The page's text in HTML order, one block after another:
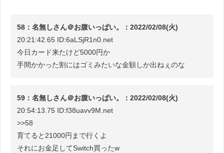
58：名無しさん＠お腹いっぱい。：2022/02/08(火)
20:21:42.65 ID:6aLSjR1n0.net
今日カード来たけど5000円か
手間かかった割にはゴミみたいな金額しか出ねぇのな
59：名無しさん＠お腹いっぱい。：2022/02/08(火)
20:54:13.75 ID:f38uavv9M.net
>>58
育てると21000円まで行くよ
それにお金足してSwitch買ったw